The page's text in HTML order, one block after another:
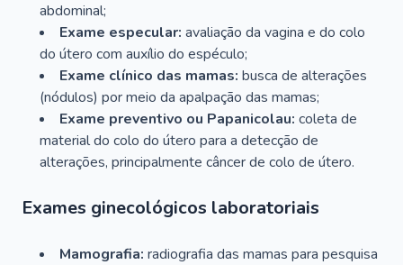
abdominal;
Exame especular: avaliação da vagina e do colo
do útero com auxílio do espéculo;
Exame clínico das mamas: busca de alterações
(nódulos) por meio da apalpação das mamas;
Exame preventivo ou Papanicolau: coleta de
material do colo do útero para a detecção de
alterações, principalmente câncer de colo de útero.
Exames ginecológicos laboratoriais
Mamografia: radiografia das mamas para pesquisa